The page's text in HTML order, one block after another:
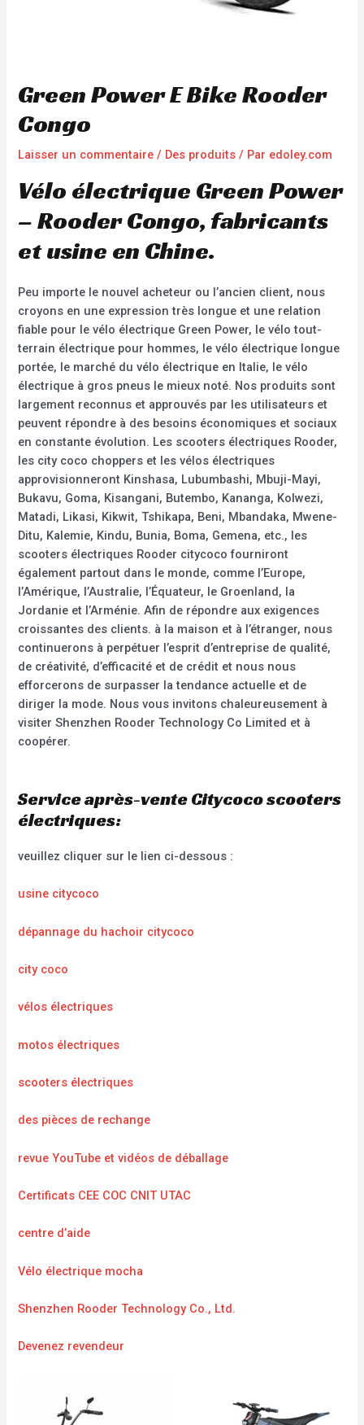
Green Power E Bike Rooder
Congo
Laisser un commentaire / Des produits / Par edoley.com
Vélo électrique Green Power
– Rooder Congo, fabricants
et usine en Chine.
Peu importe le nouvel acheteur ou l’ancien client, nous
croyons en une expression très longue et une relation
fiable pour le vélo électrique Green Power, le vélo tout-
terrain électrique pour hommes, le vélo électrique longue
portée, le marché du vélo électrique en Italie, le vélo
électrique à gros pneus le mieux noté. Nos produits sont
largement reconnus et approuvés par les utilisateurs et
peuvent répondre à des besoins économiques et sociaux
en constante évolution. Les scooters électriques Rooder,
les city coco choppers et les vélos électriques
approvisionneront Kinshasa, Lubumbashi, Mbuji-Mayi,
Bukavu, Goma, Kisangani, Butembo, Kananga, Kolwezi,
Matadi, Likasi, Kikwit, Tshikapa, Beni, Mbandaka, Mwene-
Ditu, Kalemie, Kindu, Bunia, Boma, Gemena, etc., les
scooters électriques Rooder citycoco fourniront
également partout dans le monde, comme l’Europe,
l’Amérique, l’Australie, l’Équateur, le Groenland, la
Jordanie et l’Arménie. Afin de répondre aux exigences
croissantes des clients. à la maison et à l’étranger, nous
continuerons à perpétuer l’esprit d’entreprise de qualité,
de créativité, d’efficacité et de crédit et nous nous
efforcerons de surpasser la tendance actuelle et de
diriger la mode. Nous vous invitons chaleureusement à
visiter Shenzhen Rooder Technology Co Limited et à
coopérer.
Service après-vente Citycoco scooters
électriques:
veuillez cliquer sur le lien ci-dessous :
usine citycoco
dépannage du hachoir citycoco
city coco
vélos électriques
motos électriques
scooters électriques
des pièces de rechange
revue YouTube et vidéos de déballage
Certificats CEE COC CNIT UTAC
centre d’aide
Vélo électrique mocha
Shenzhen Rooder Technology Co., Ltd.
Devenez revendeur